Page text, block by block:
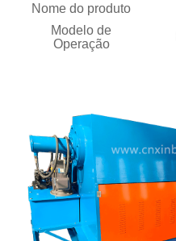
Nome do produto
Modelo de
Operação